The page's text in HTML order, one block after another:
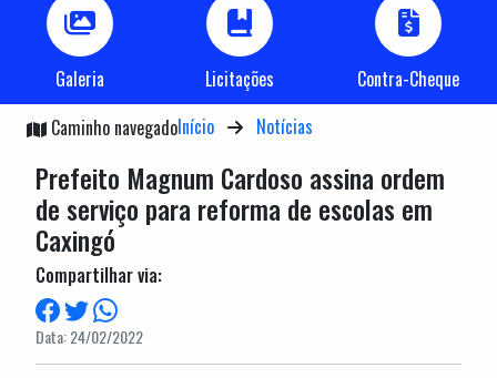
Galeria Licitações
Contra-Cheque
Caminho navegadoInício Notícias
Prefeito Magnum Cardoso assina ordem
de serviço para reforma de escolas em
Caxingó
Compartilhar via:
Data: 24/02/2022